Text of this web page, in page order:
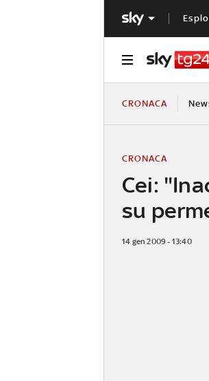
CRONACA
Cei:
su
CRONACA
14 gen 2009 - 13:40